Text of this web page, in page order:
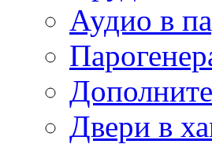
Аудио в
Двери в